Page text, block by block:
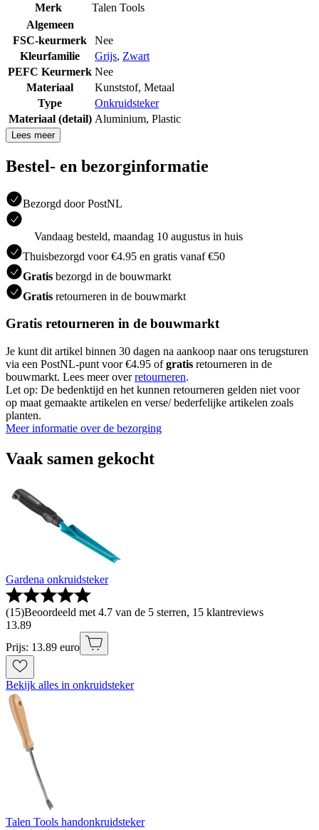
Merk
Talen Tools
Algemeen
FSC-keurmerk
Nee
Kleurfamilie
Grijs, Zwart
PEFC Keurmerk Nee
Materiaal
Kunststof, Metaal
Type
Onkruidsteker
Materiaal (detail) Aluminium, Plastic
Lees meer
Bestel- en bezorginformatie
Bezorgd door PostNL
Vandaag besteld, maandag 10 augustus in huis
Thuisbezorgd voor €4.95 en gratis vanaf €50
Gratis bezorgd in de bouwmarkt
Gratis retourneren in de bouwmarkt
Gratis retourneren in de bouwmarkt
Je kunt dit artikel binnen 30 dagen na aankoop naar ons terugsturen
via een PostNL-punt voor €4.95 ofgratis retourneren in de
bouwmarkt. Lees meer overretourneren.
Let op: De bedenktijd en het kunnen retourneren gelden niet voor
op maat gemaakte artikelen en verse/ bederfelijke artikelen zoals
planten.
Meer informatie over de bezorging
Vaak samen gekocht
Gardena onkruidsteker
(15)Beoordeeld met 4.7 van de 5 sterren, 15 klantreviews
13.89
Prijs: 13.89 euro
Bekijk alles in onkruidsteker
Talen Tools handonkruidsteker